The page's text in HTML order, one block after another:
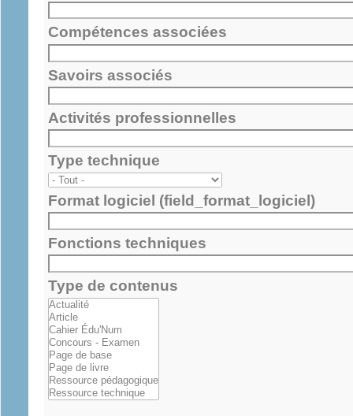
Compétences associées
Savoirs associés
Activités professionnelles
Type technique
Format logiciel (field_format_logiciel)
Fonctions techniques
Type de contenus